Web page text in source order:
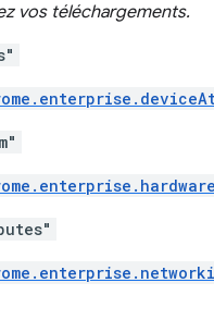
vos téléchargements.